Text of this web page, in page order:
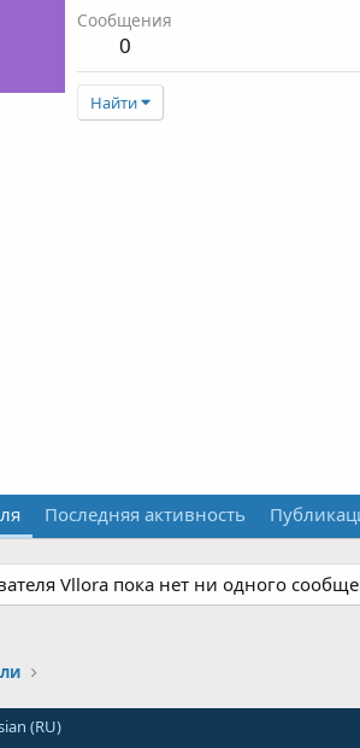
Сообщения
0
Найти
Последняя активность
Vllora пока нет ни одного
(RU)